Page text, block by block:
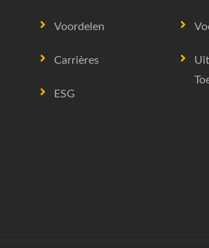
Voordelen
Carrières
ESG